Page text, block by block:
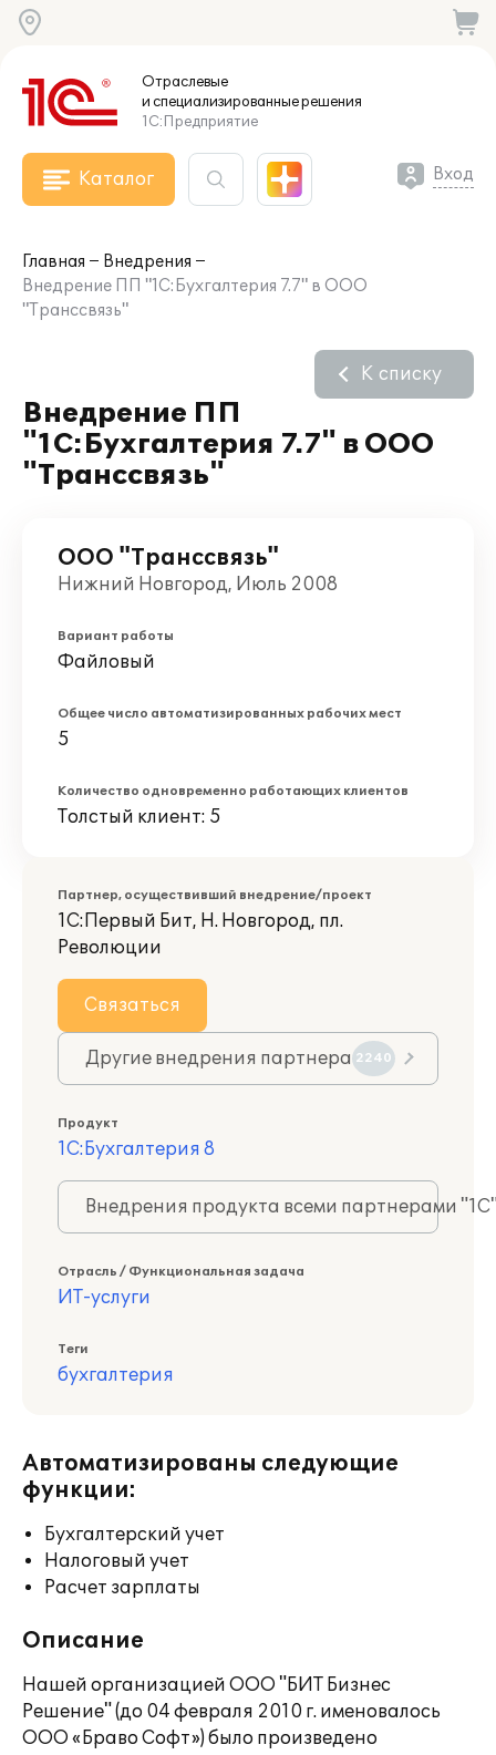
Отраслевые
и специализированныерешения
1С:Предприятие
Каталог Вход
Главная
Внедрения
Внедрение ПП "1С:Бухгалтерия 7.7" в ООО
"Транссвязь"
Внедрение ПП
"1С:Бухгалтерия 7.7" в ООО
"Транссвязь"
К списку
ООО "Транссвязь"
Нижний Новгород, Июль 2008
Вариант работы
Файловый
Общее число автоматизированных рабочих мест
5
Количество одновременно работающих клиентов
Толстый клиент: 5
Партнер, осуществивший внедрение/проект
1С:Первый Бит, Н. Новгород, пл.
Революции
Связаться
Другие внедрения партнера 2240
Продукт
1С:Бухгалтерия 8
Внедрения продукта всеми партнерами
Отрасль / Функциональная задача
ИТ-услуги
Теги
бухгалтерия
Автоматизированы следующие
функции:
Бухгалтерский учет
Налоговый учет
Расчет зарплаты
Описание
Нашей организацией ООО "БИТ Бизнес
Решение" (до 04 февраля 2010 г. именовалось
ООО «Браво Софт») было произведено